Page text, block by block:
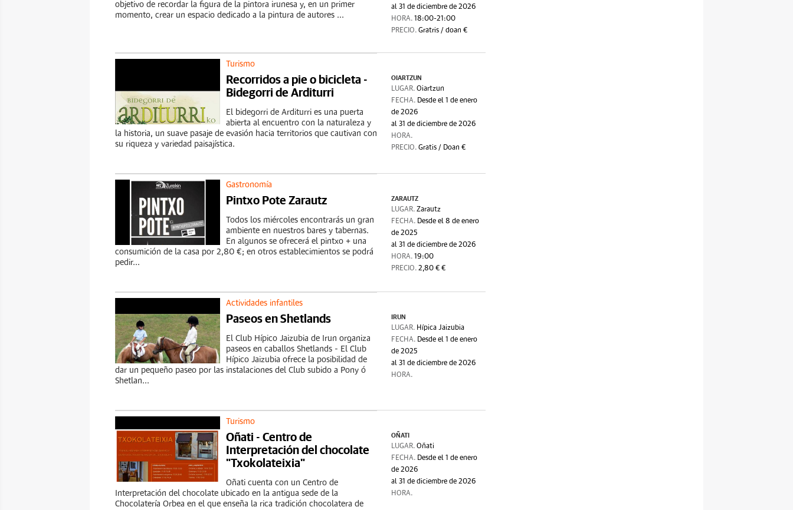
objetivo de recordar la figura de la pintora irunesa y, en un primer
momento, crear un espacio dedicado a la pintura de autores ...
al 31 de diciembre de 2026
HORA.18:00-21:00
PRECIO.Gratris / doan €
Turismo
Recorridos a pie o bicicleta -
Bidegorri de Arditurri
El bidegorri de Arditurri es una puerta
abierta al encuentro con la naturaleza y
la historia, un suave pasaje de evasión hacia territorios que cautivan con
su riqueza y variedad paisajística.
OIARTZUN
LUGAR.Oiartzun
FECHA. Desde el 1 de enero
de 2026
al 31 de diciembre de 2026
HORA.
PRECIO.Gratis / Doan €
Gastronomía
Pintxo Pote Zarautz
Todos los miércoles encontrarás un gran
ambiente en nuestros bares y tabernas.
En algunos se ofrecerá el pintxo + una
consumición de la casa por 2,80 €; en otros establecimientos se podrá
pedir...
ZARAUTZ
LUGAR.Zarautz
FECHA. Desde el 8 de enero
de 2025
al 31 de diciembre de 2026
HORA.19:00
PRECIO.2,80 € €
Actividades infantiles
Paseos en Shetlands
El Club Hípico Jaizubia de Irun organiza
paseos en caballos Shetlands - El Club
Hípico Jaizubia ofrece la posibilidad de
dar un pequeño paseo por las instalaciones del Club subido a Pony ó
Shetlan...
IRUN
LUGAR. Hípica Jaizubia
FECHA. Desde el 1 de enero
de 2025
al 31 de diciembre de 2026
HORA.
Turismo
Oñati - Centro de
Interpretación del chocolate
"Txokolateixia"
Oñati cuenta con un Centro de
Interpretación del chocolate ubicado en la antigua sede de la
Chocolatería Orbea en el que enseña la rica tradición chocolatera de
OÑATI
LUGAR.Oñati
FECHA. Desde el 1 de enero
de 2026
al 31 de diciembre de 2026
HORA.